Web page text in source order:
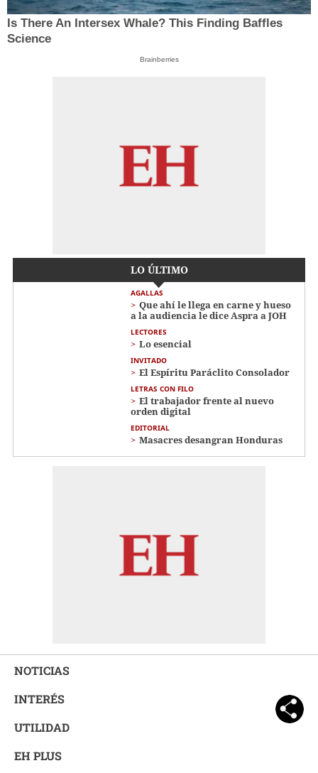
Is There An Intersex Whale? This Finding Baffles
Science
Brainberries
LO ÚLTIMO
AGALLAS
Que ahí le llega en carne y hueso
a la audiencia le dice Aspra a JOH
LECTORES
Lo esencial
INVITADO
El Espíritu Paráclito Consolador
LETRAS CON FILO
El trabajador frente al nuevo
orden digital
EDITORIAL
Masacres desangran Honduras
NOTICIAS
INTERÉS
UTILIDAD
EH PLUS